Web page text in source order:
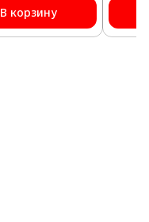
В корзину